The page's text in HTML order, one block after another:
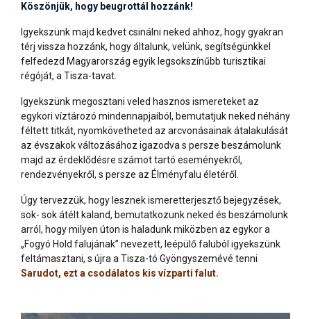
Köszönjük, hogy beugrottál hozzánk!
Igyekszünk majd kedvet csinálni neked ahhoz, hogy gyakran
térj vissza hozzánk, hogy általunk, velünk, segítségünkkel
felfedezd Magyarország egyik legsokszínűbb turisztikai
régóját, a Tisza-tavat.
Igyekszünk megosztani veled hasznos ismereteket az
egykori víztározó mindennapjaiból, bemutatjuk neked néhány
féltett titkát, nyomkövetheted az arcvonásainak átalakulását
az évszakok változásához igazodva s persze beszámolunk
majd az érdeklődésre számot tartó eseményekről,
rendezvényekről, s persze az Élményfalu életéről.
Úgy tervezzük, hogy lesznek ismeretterjesztő bejegyzések,
sok- sok átélt kaland, bemutatkozunk neked és beszámolunk
arról, hogy milyen úton is haladunk miközben az egykor a
„Fogyó Hold falujának” nevezett, leépülő faluból igyekszünk
feltámasztani, s újra a Tisza-tó Gyöngyszemévé tenni
Sarudot, ezt a csodálatos kis vízparti falut.